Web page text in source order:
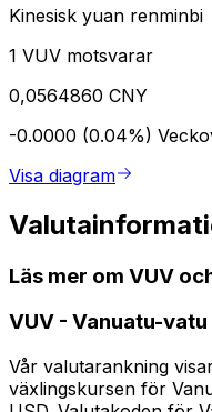
Kinesisk yuan renminbi
1 VUV motsvarar
0,0564860 CNY
-0.0000 (0.04%)
Visa diagram
Läs mer om VUV
VUV - Vanuatu-vatu
Vår valutarankning
växlingskursen för